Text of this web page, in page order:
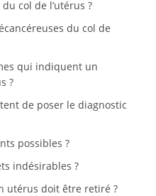
col de l’utérus ?
du col de
qui indiquent un
?
de poser le diagnostic
possibles ?
indésirables ?
utérus doit être retiré ?